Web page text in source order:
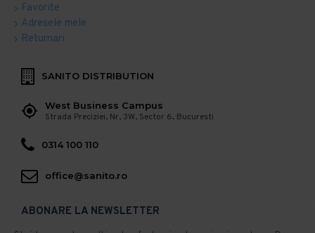
Favorite
Adresele mele
Returnari
SANITO DISTRIBUTION
West Business Campus
Strada Preciziei, Nr, 3W, Sector 6, Bucuresti
0314 100 110
office@sanito.ro
ABONARE LA NEWSLETTER